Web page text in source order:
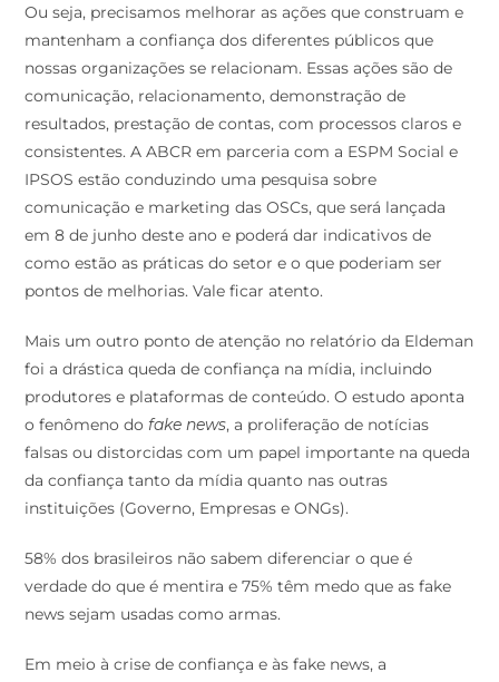
Ou seja, precisamos melhorar as ações que construam e
mantenham a confiança dos diferentes públicos que
nossas organizações se relacionam. Essas ações são de
comunicação, relacionamento, demonstração de
resultados, prestação de contas, com processos claros e
consistentes. A ABCR em parceria com a ESPM Social e
IPSOS estão conduzindo uma pesquisa sobre
comunicação e marketing das OSCs, que será lançada
em 8 de junho deste ano e poderá dar indicativos de
como estão as práticas do setor e o que poderiam ser
pontos de melhorias. Vale ficar atento.
Mais um outro ponto de atenção no relatório da Eldeman
foi a drástica queda de confiança na mídia, incluindo
produtores e plataformas de conteúdo. O estudo aponta
o fenômeno do fake news, a proliferação de notícias
falsas ou distorcidas com um papel importante na queda
da confiança tanto da mídia quanto nas outras
instituições (Governo, Empresas e ONGs).
58% dos brasileiros não sabem diferenciar o que é
verdade do que é mentira e 75% têm medo que as fake
news sejam usadas como armas.
Em meio à crise de confiança e às fake news, a